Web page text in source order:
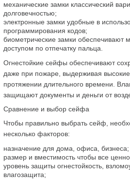
механические замки классический
долговечностью;
электронные замки удобные в
программирования кодов;
биометрические замки обеспечивают
доступом по отпечатку пальца.
Огнестойкие сейфы обеспечивают
даже при пожаре, выдерживая
протяжении длительного времени.
защищают документы и деньги от
Сравнение и выбор сейфа
Чтобы правильно выбрать сейф,
несколько факторов:
назначение для дома, офиса, бизнеса;
размер и вместимость чтобы все
уровень защиты огнестойкость,
влагозащита;